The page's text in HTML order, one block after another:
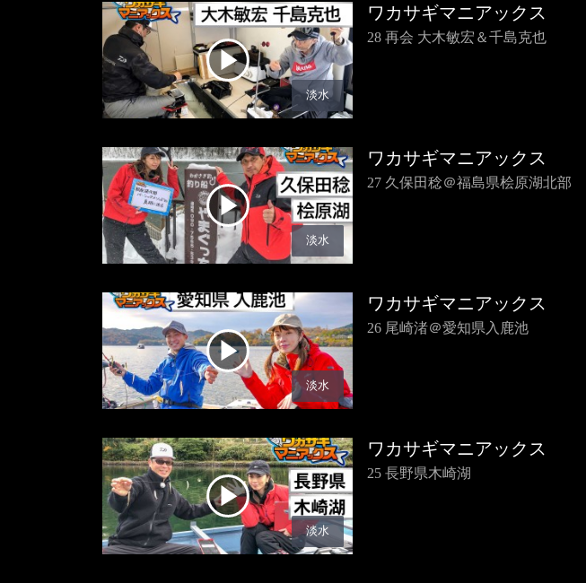
淡水
ワカサギマニアックス
28 再会 大木敏宏＆千島克也
淡水
ワカサギマニアックス
27 久保田稔＠福島県桧原湖北部
淡水
ワカサギマニアックス
26 尾崎渚＠愛知県入鹿池
淡水
ワカサギマニアックス
25 長野県木崎湖